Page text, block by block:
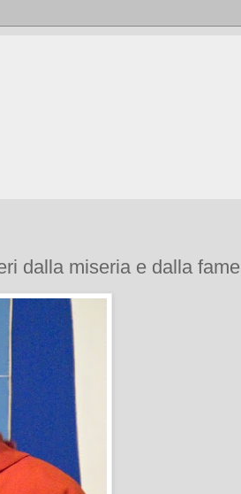
dalla miseria e dalla fame